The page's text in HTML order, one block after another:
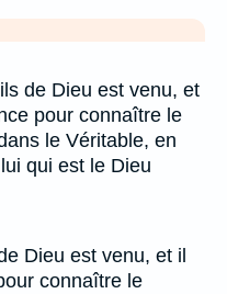
de Dieu est venu, et
pour connaître le
le Véritable, en
qui est le Dieu
Dieu est venu, et il
connaître le